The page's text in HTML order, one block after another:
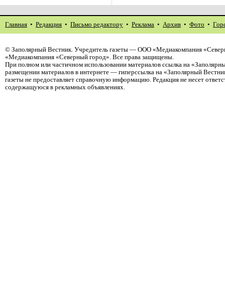
Главная • Редакция • Письмо редактору • Реклама • Архив • Фото •
© Заполярный Вестник. Учредитель газеты — ООО «Медиакомпания
«Медиакомпания «Северный город». Все права защищены.
При полном или частичном использовании материалов ссылка на
размещении материалов в интернете — гиперссылка на «Заполярный
газеты не предоставляет справочную информацию. Редакция не несет
содержащуюся в рекламных объявлениях.